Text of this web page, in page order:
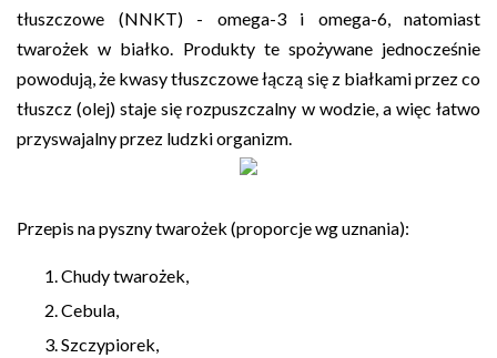
tłuszczowe (NNKT) - omega-3 i omega-6, natomiast
twarożek w białko. Produkty te spożywane jednocześnie
powodują, że kwasy tłuszczowe łączą się z białkami przez co
tłuszcz (olej) staje się rozpuszczalny w wodzie, a więc łatwo
przyswajalny przez ludzki organizm.
Przepis na pyszny twarożek (proporcje wg uznania):
Chudy twarożek,
Cebula,
Szczypiorek,